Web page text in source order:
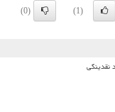
(1)
(0)
نقدینگی